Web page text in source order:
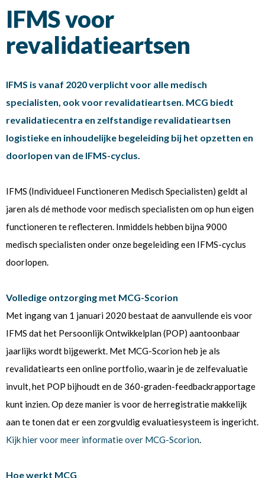
IFMS voor
revalidatieartsen
IFMS is vanaf 2020 verplicht voor alle medisch
specialisten, ook voor revalidatieartsen. MCG biedt
revalidatiecentra en zelfstandige revalidatieartsen
logistieke en inhoudelijke begeleiding bij het opzetten en
doorlopen van de IFMS-cyclus.
IFMS (Individueel Functioneren Medisch Specialisten) geldt al
jaren als dé methode voor medisch specialisten om op hun eigen
functioneren te reflecteren. Inmiddels hebben bijna 9000
medisch specialisten onder onze begeleiding een IFMS-cyclus
doorlopen.
Volledige ontzorging met MCG-Scorion
Met ingang van 1 januari 2020 bestaat de aanvullende eis voor
IFMS dat het Persoonlijk Ontwikkelplan (POP) aantoonbaar
jaarlijks wordt bijgewerkt. Met MCG-Scorion heb je als
revalidatiearts een online portfolio, waarin je de zelfevaluatie
invult, het POP bijhoudt en de 360-graden-feedbackrapportage
kunt inzien. Op deze manier is voor de herregistratie makkelijk
aan te tonen dat er een zorgvuldig evaluatiesysteem is ingericht.
Kijk hier voor meer informatie over MCG-Scorion.
Hoe werkt MCG